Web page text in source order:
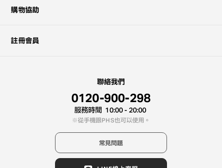
購物協助
註冊會員
聯絡我們
0120-900-298
服務時間 10:00 - 20:00
從手機跟PHS也可以使用。
常見問題